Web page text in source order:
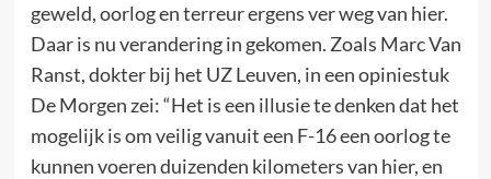
geweld, oorlog en terreur ergens ver weg van hier.
Daar is nu verandering in gekomen. Zoals Marc Van
Ranst, dokter bij het UZ Leuven, in een opiniestuk
De Morgen zei: “Het is een illusie te denken dat het
mogelijk is om veilig vanuit een F-16 een oorlog te
kunnen voeren duizenden kilometers van hier, en